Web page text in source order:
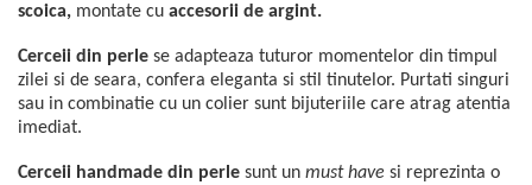
scoica, montate cu accesorii de argint.
Cerceii din perle se adapteaza tuturor momentelor din timpul
zilei si de seara, confera eleganta si stil tinutelor. Purtati singuri
sau in combinatie cu un colier sunt bijuteriile care atrag atentia
imediat.
Cerceii handmade din perle sunt un must have si reprezinta o